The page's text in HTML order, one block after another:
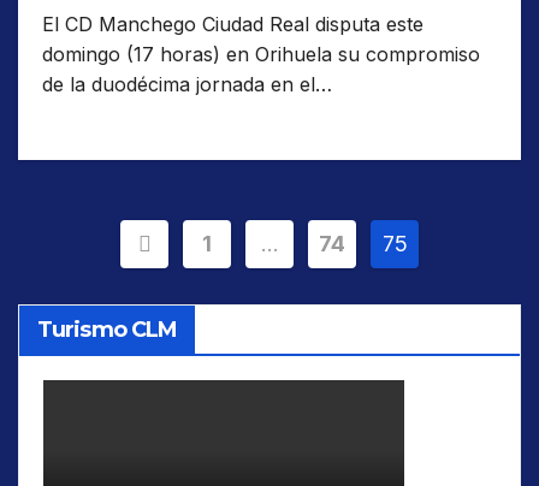
El CD Manchego Ciudad Real disputa este
domingo (17 horas) en Orihuela su compromiso
de la duodécima jornada en el…
Paginación
de
entradas
1 … 74 75
Turismo CLM